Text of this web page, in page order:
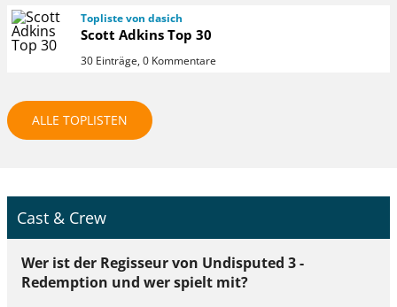
Topliste von dasich
Scott Adkins Top 30
30 Einträge, 0 Kommentare
ALLE TOPLISTEN
Cast & Crew
Wer ist der Regisseur von Undisputed 3 -
Redemption und wer spielt mit?